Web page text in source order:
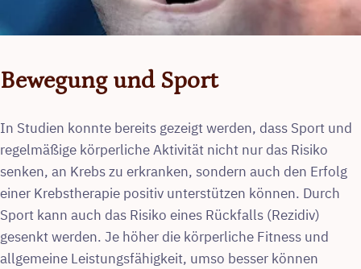
Bewegung und Sport
In Studien konnte bereits gezeigt werden, dass Sport und
regelmäßige körperliche Aktivität nicht nur das Risiko
senken, an Krebs zu erkranken, sondern auch den Erfolg
einer Krebstherapie positiv unterstützen können. Durch
Sport kann auch das Risiko eines Rückfalls (Rezidiv)
gesenkt werden. Je höher die körperliche Fitness und
allgemeine Leistungsfähigkeit, umso besser können